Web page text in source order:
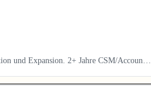
und Expansion. 2+ Jahre CSM/Accoun…